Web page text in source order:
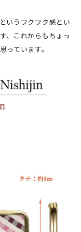
いうワクワク感とい
、これからもちょっ
っています。